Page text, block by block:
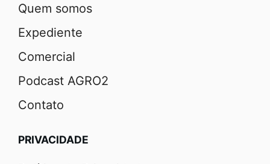
Quem somos
Expediente
Comercial
Podcast AGRO2
Contato
PRIVACIDADE